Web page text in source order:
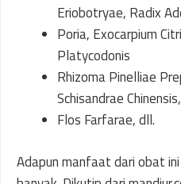
Eriobotryae, Radix
Poria, Exocarpium
Platycodonis
Rhizoma Pinelliae
Schisandrae
Flos Farfarae, dll.
Adapun manfaat dari obat